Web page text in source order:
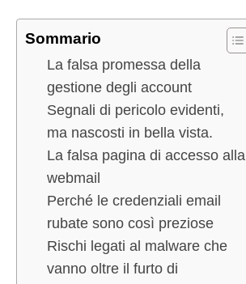
Sommario
La falsa promessa della
gestione degli account
Segnali di pericolo evidenti,
ma nascosti in bella vista.
La falsa pagina di accesso alla
webmail
Perché le credenziali email
rubate sono così preziose
Rischi legati al malware che
vanno oltre il furto di